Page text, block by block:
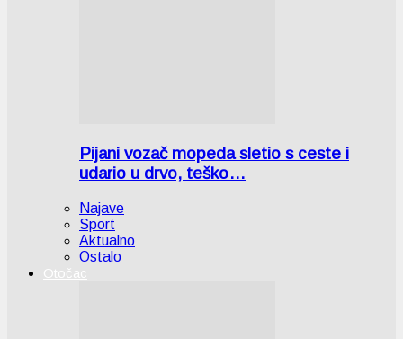
Pijani vozač mopeda sletio s ceste i
udario u drvo, teško…
Najave
Sport
Aktualno
Ostalo
Otočac